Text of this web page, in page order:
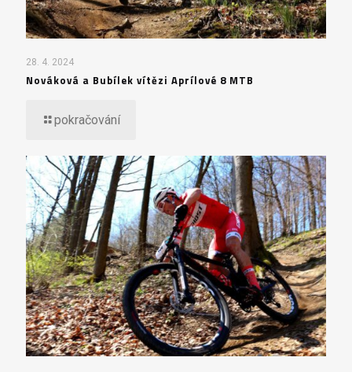
28. 4. 2024
Nováková a Bubílek vítězi Aprílové 8 MTB
pokračování